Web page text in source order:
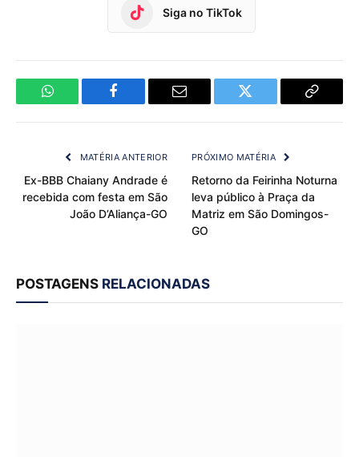
Siga no TikTok
WhatsApp Facebook Email Twitter
Copy
MATÉRIA ANTERIOR
Ex-BBB Chaiany Andrade é
recebida com festa em São
João D’Aliança-GO
PRÓXIMO MATÉRIA
Retorno da Feirinha Noturna
leva público à Praça da
Matriz em São Domingos-
GO
POSTAGENS RELACIONADAS